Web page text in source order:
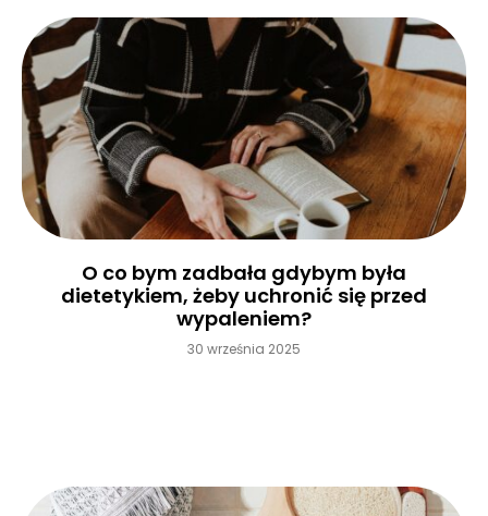
O co bym zadbała gdybym była
dietetykiem, żeby uchronić się przed
wypaleniem?
30 września 2025